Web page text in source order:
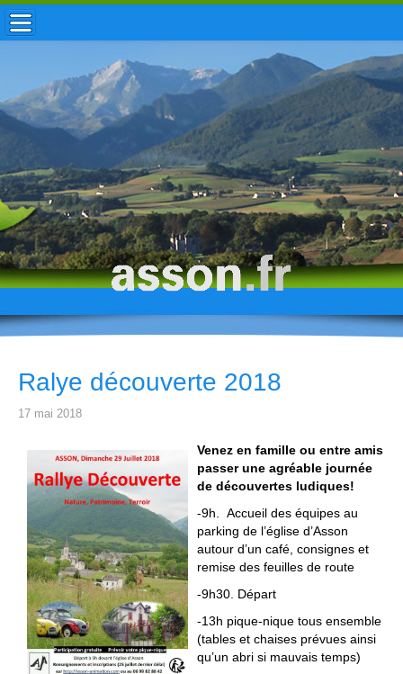
ACCUEIL / INFOS
MUNICIPALITÉ
VIE LOCALE
ENFANCE
TOURISME
HISTOIRE
Ralye découverte 2018
17 mai 2018
Venez en famille ou entre amis
passer une agréable journée
de découvertes ludiques!
-9h. Accueil des équipes au
parking de l’église d’Asson
autour d’un café, consignes et
remise des feuilles de route
-9h30. Départ
-13h pique-nique tous ensemble
(tables et chaises prévues ainsi
qu’un abri si mauvais temps)